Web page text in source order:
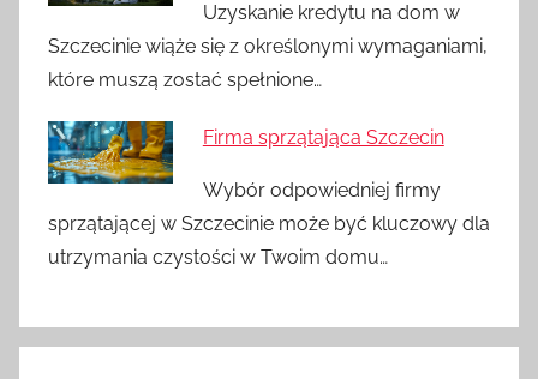
Uzyskanie kredytu na dom w
Szczecinie wiąże się z określonymi wymaganiami,
które muszą zostać spełnione…
Firma sprzątająca Szczecin
Wybór odpowiedniej firmy
sprzątającej w Szczecinie może być kluczowy dla
utrzymania czystości w Twoim domu…